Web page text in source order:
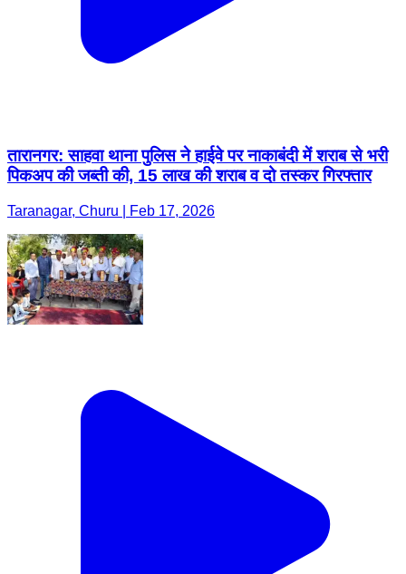
तारानगर: साहवा थाना पुलिस ने हाईवे पर नाकाबंदी में शराब से भरी
पिकअप की जब्ती की, 15 लाख की शराब व दो तस्कर गिरफ्तार
Taranagar, Churu | Feb 17, 2026